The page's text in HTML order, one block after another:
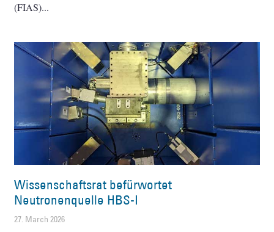
(FIAS)
Wissenschaftsrat befürwortet
Neutronenquelle HBS-I
27. March 2026